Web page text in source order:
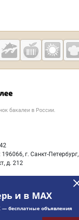
и в MAX
— бесплатные объявления
бакалеи в России.
г. Санкт-Петербург,
д. 212